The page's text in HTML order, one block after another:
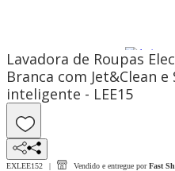
Lavadora de Roupas
Branca com Jet&Clean
inteligente - LEE15
EXLEE152 Vendido e entregue por Fast